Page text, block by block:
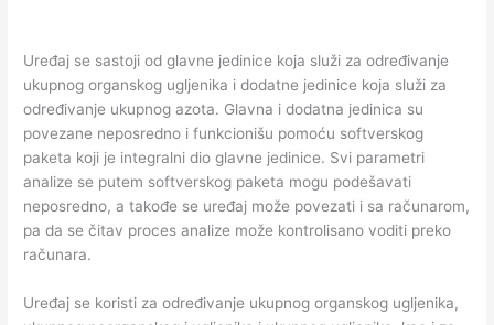
Uređaj se sastoji od glavne jedinice koja služi za određivanje
ukupnog organskog uglјenika i dodatne jedinice koja služi za
određivanje ukupnog azota. Glavna i dodatna jedinica su
povezane neposredno i funkcionišu pomoću softverskog
paketa koji je integralni dio glavne jedinice. Svi parametri
analize se putem softverskog paketa mogu podešavati
neposredno, a takođe se uređaj može povezati i sa računarom,
pa da se čitav proces analize može kontrolisano voditi preko
računara.
Uređaj se koristi za određivanje ukupnog organskog uglјenika,